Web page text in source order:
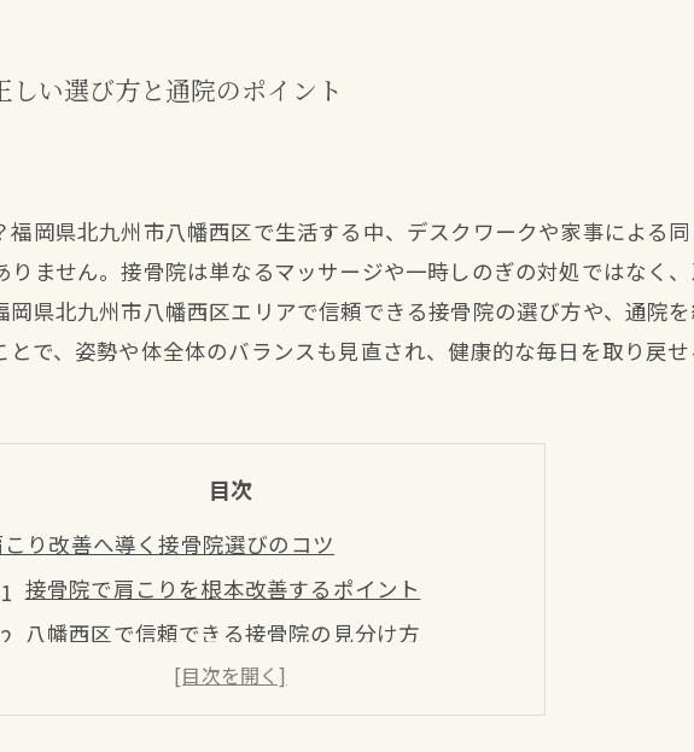
い選び方と通院のポイント
岡県北九州市八幡西区で生活する中、デスクワークや家事による同
ません。接骨院は単なるマッサージや一時しのぎの対処ではなく
県北九州市八幡西区エリアで信頼できる接骨院の選び方や、通院
で、姿勢や体全体のバランスも見直され、健康的な毎日を取り戻せ
目次
り改善へ導く接骨院選びのコツ
接骨院で肩こりを根本改善するポイント
八幡西区で信頼できる接骨院の見分け方
肩こりに強い接骨院の特徴と選び方
接骨院の実績や口コミを活用する方法